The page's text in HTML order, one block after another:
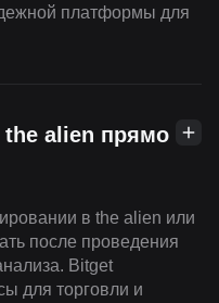
платформы для
the alien прямо
в the alien или
после проведения
Bitget
для торговли и